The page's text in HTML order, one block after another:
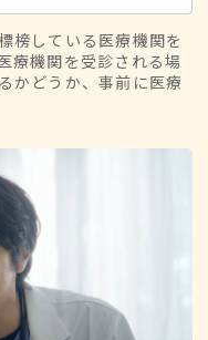
榜している医療機関を
療機関を受診される場
かどうか、事前に医療